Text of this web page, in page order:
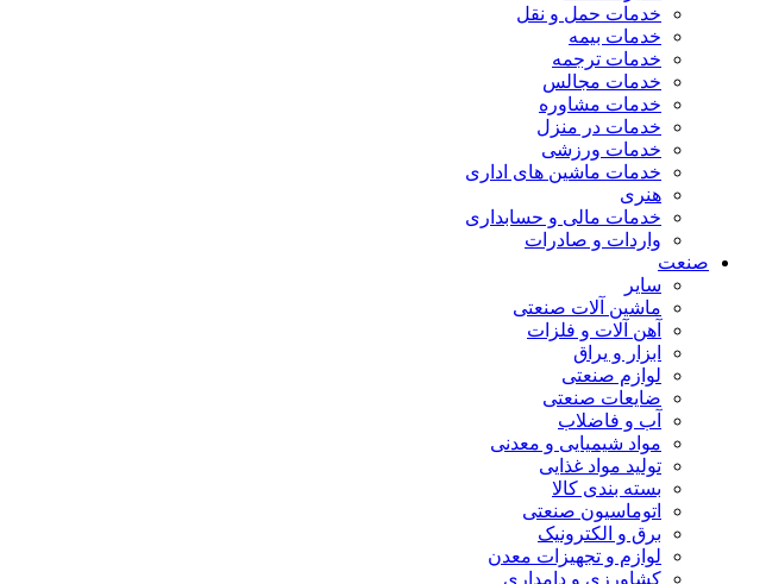
خدمات حمل و نقل
خدمات بیمه
خدمات ترجمه
خدمات مجالس
خدمات مشاوره
خدمات در منزل
خدمات ورزشی
خدمات ماشین های اداری
هنری
خدمات مالی و حسابداری
واردات و صادرات
صنعت
سایر
ماشین آلات صنعتی
آهن آلات و فلزات
ابزار و یراق
لوازم صنعتی
ضایعات صنعتی
آب و فاضلاب
مواد شیمیایی و معدنی
تولید مواد غذایی
بسته بندی کالا
اتوماسیون صنعتی
برق و الکترونیک
لوازم و تجهیزات معدن
کشاورزی و دامداری